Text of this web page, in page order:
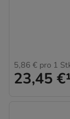
23,45 €
5,86 € pro 1